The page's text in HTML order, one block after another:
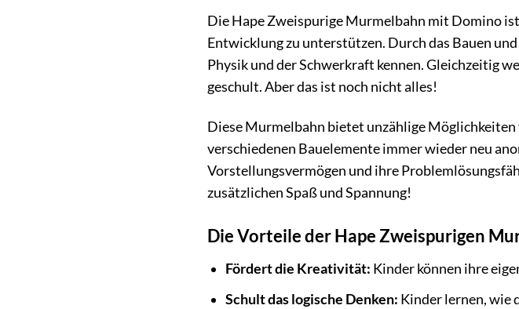
Die Hape Zweispurige Murmelbahn mit Domino
Entwicklung zu unterstützen. Durch das Bauen
Physik und der Schwerkraft kennen. Gleichzeitig
geschult. Aber das ist noch nicht alles!
Diese Murmelbahn bietet unzählige
verschiedenen Bauelemente immer wieder neu
Vorstellungsvermögen und ihre
zusätzlichen Spaß und Spannung!
Die Vorteile der Hape Zweispurigen
Fördert die Kreativität: Kinder können ihre
Schult das logische Denken: Kinder lernen, wie